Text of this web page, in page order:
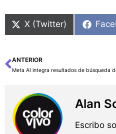
X (Twitter)
Ant
ANTERIOR
Meta AI integra resultados de búsqueda
Alan
Escribo